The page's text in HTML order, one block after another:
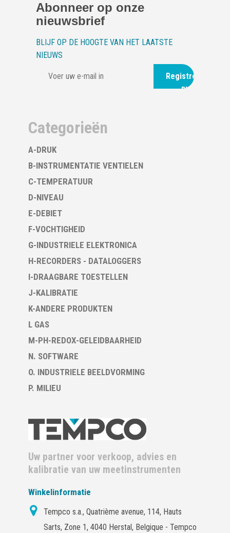
Abonneer op onze
nieuwsbrief
BLIJF OP DE HOOGTE VAN HET LAATSTE
NIEUWS
Registreer
nu
Categorieën
A-DRUK
B-INSTRUMENTATIE VENTIELEN
C-TEMPERATUUR
D-NIVEAU
E-DEBIET
F-VOCHTIGHEID
G-INDUSTRIELE ELEKTRONICA
H-RECORDERS - DATALOGGERS
I-DRAAGBARE TOESTELLEN
J-KALIBRATIE
K-ANDERE PRODUKTEN
L GAS
M-PH-REDOX-GELEIDBAARHEID
N. SOFTWARE
O. INDUSTRIELE BEELDVORMING
P. MILIEU
Uw partner voor verkoop, advies en
kalibratie van uw meetinstrumenten
Winkelinformatie
Tempco s.a., Quatrième avenue, 114, Hauts
Sarts, Zone 1, 4040 Herstal, Belgique - Tempco